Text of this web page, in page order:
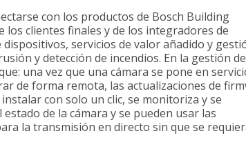
con los productos de Bosch Building
los clientes finales y de los integradores de
servicios de valor añadido y
y detección de incendios. En la gestión
una vez que una cámara se pone en
de forma remota, las actualizaciones de
con solo un clic, se monitoriza y se
de la cámara y se pueden usar las
la transmisión en directo sin que se